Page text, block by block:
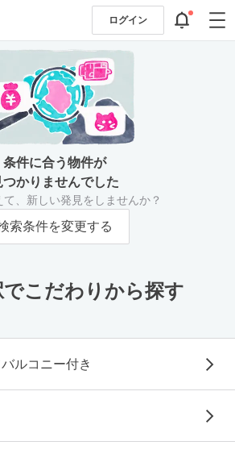
ログイン
条件に合う物件が
つかりませんでした
て、新しい発見をしませんか？
索条件を変更する
でこだわりから探す
ルコニー付き